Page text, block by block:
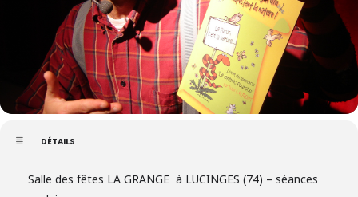
DÉTAILS
Salle des fêtes LA GRANGE à LUCINGES (74) – séances